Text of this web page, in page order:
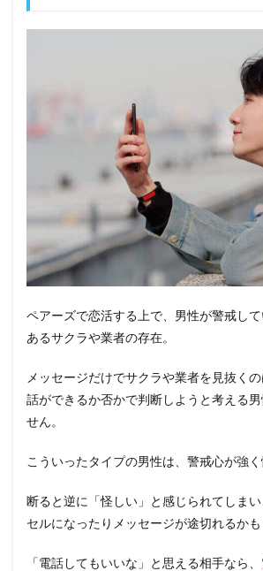
ペアーズで恋活する上で、男性が警戒し
あるサクラや業者の存在。
メッセージだけでサクラや業者を見抜く
話ができるか否かで判断しようと考える
せん。
こういったタイプの男性は、警戒心が強く
断ると逆に「怪しい」と感じられてしま
セルになったりメッセージが途切れるかも
「電話してもいいな」と思える相手なら、